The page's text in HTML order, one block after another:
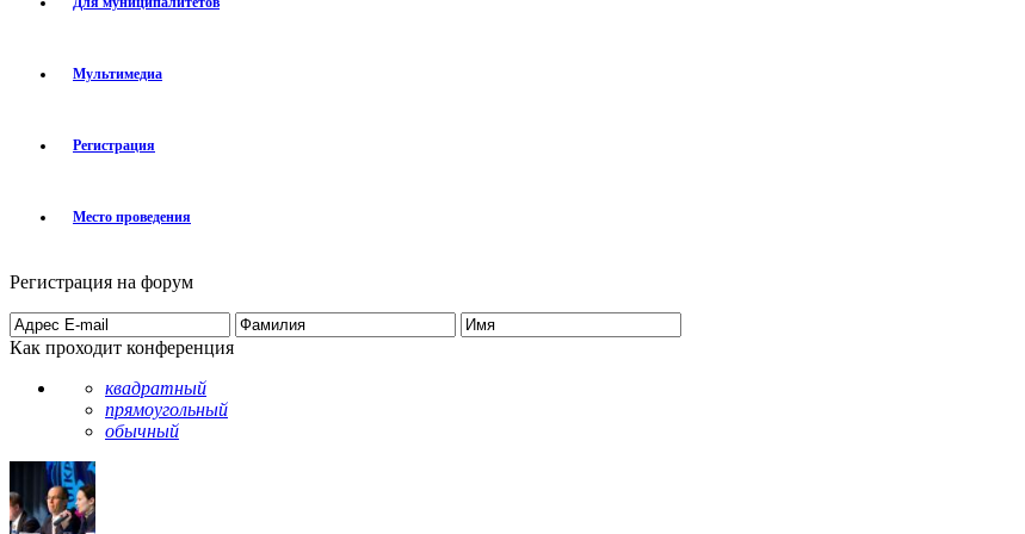
Мультимедиа
Регистрация
Место проведения
Регистрация на форум
Как проходит конференция
квадратный
прямоугольный
обычный